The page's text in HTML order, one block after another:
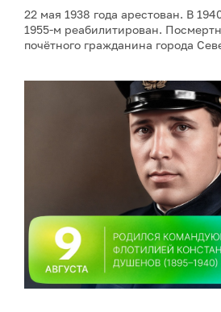
22 мая 1938 года арестован. В
1955-м реабилитирован.
почётного гражданина города